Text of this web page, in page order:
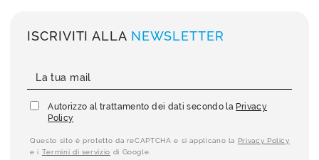
ISCRIVITI ALLA NEWSLETTER
Autorizzo al trattamento dei dati secondo la Privacy
Policy
Questo sito è protetto da reCAPTCHA e si applicano la Privacy Policy
e i Termini di servizio di Google.